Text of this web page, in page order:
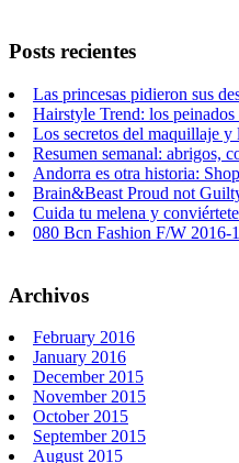
Posts recientes
Las princesas pidieron sus
Hairstyle Trend: los
Los secretos del maquillaje
Resumen semanal: abrigos,
Andorra es otra historia:
Brain&Beast Proud not
Cuida tu melena y
080 Bcn Fashion F/W 2016-
Archivos
February 2016
January 2016
December 2015
November 2015
October 2015
September 2015
August 2015